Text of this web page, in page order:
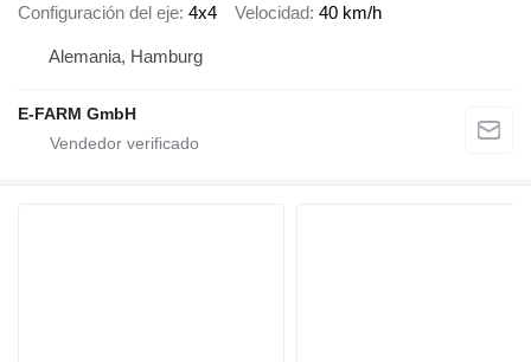
Configuración del eje 4x4 Velocidad 40 km/h
Alemania, Hamburg
E-FARM GmbH